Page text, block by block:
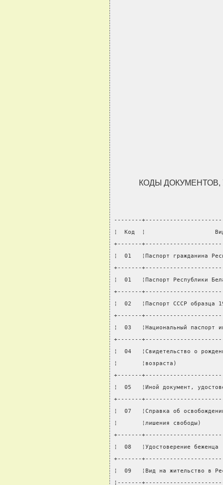
КОДЫ
--------
¦  Код  ¦
+-------
¦  01   ¦Паспорт гражданина
+-------
¦  01   ¦Паспорт Республики
+-------
¦  02   ¦Паспорт СССР
+-------
¦  03   ¦Национальный
+-------
¦  04   ¦Свидетельство о
¦       ¦возраста)
+-------
¦  05   ¦Иной документ,
+-------
¦  07   ¦Справка об
¦       ¦лишения
+-------
¦  08   ¦Удостоверение
+-------
¦  09   ¦Вид на жительство
¦-------